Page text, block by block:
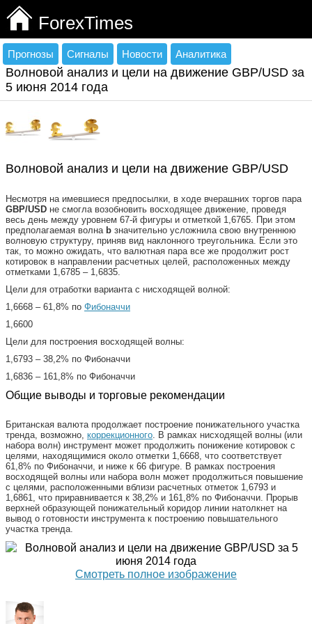
ForexTimes
Прогнозы Сигналы Новости Аналитика
Волновой анализ и цели на движение GBP/USD за
5 июня 2014 года
Волновой анализ и цели на движение GBP/USD
Несмотря на имевшиеся предпосылки, в ходе вчерашних торгов пара
GBP/USD не смогла возобновить восходящее движение, проведя
весь день между уровнем 67-й фигуры и отметкой 1,6765. При этом
предполагаемая волна b значительно усложнила свою внутреннюю
волновую структуру, приняв вид наклонного треугольника. Если это
так, то можно ожидать, что валютная пара все же продолжит рост
котировок в направлении расчетных целей, расположенных между
отметками 1,6785 – 1,6835.
Цели для отработки варианта с нисходящей волной:
1,6668 – 61,8% по Фибоначчи
1,6600
Цели для построения восходящей волны:
1,6793 – 38,2% по Фибоначчи
1,6836 – 161,8% по Фибоначчи
Общие выводы и торговые рекомендации
Британская валюта продолжает построение понижательного участка
тренда, возможно, коррекционного. В рамках нисходящей волны (или
набора волн) инструмент может продолжить понижение котировок с
целями, находящимися около отметки 1,6668, что соответствует
61,8% по Фибоначчи, и ниже к 66 фигуре. В рамках построения
восходящей волны или набора волн может продолжиться повышение
с целями, расположенными вблизи расчетных отметок 1,6793 и
1,6861, что приравнивается к 38,2% и 161,8% по Фибоначчи. Прорыв
верхней образующей понижательный коридор линии натолкнет на
вывод о готовности инструмента к построению повышательного
участка тренда.
Смотреть полное изображение